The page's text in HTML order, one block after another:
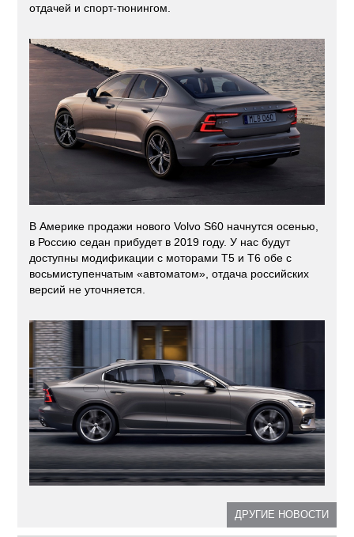
отдачей и спорт-тюнингом.
В Америке продажи нового Volvo S60 начнутся осенью,
в Россию седан прибудет в 2019 году. У нас будут
доступны модификации с моторами Т5 и T6 обе с
восьмиступенчатым «автоматом», отдача российских
версий не уточняется.
ДРУГИЕ НОВОСТИ